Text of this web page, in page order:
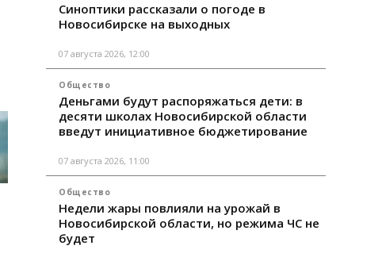
Синоптики рассказали о погоде в
Новосибирске на выходных
07 августа 2026, 12:00
Общество
Деньгами будут распоряжаться дети: в
десяти школах Новосибирской области
введут инициативное бюджетирование
07 августа 2026, 11:00
Общество
Недели жары повлияли на урожай в
Новосибирской области, но режима ЧС не
будет